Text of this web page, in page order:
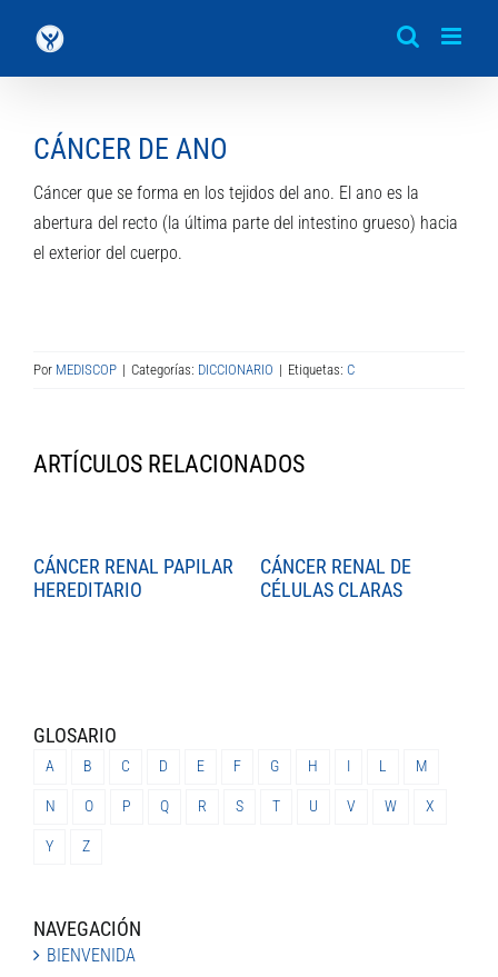
contenido
CÁNCER DE ANO
Cáncer que se forma en los tejidos del ano. El ano es la
abertura del recto (la última parte del intestino grueso) hacia
el exterior del cuerpo.
Por MEDISCOP | Categorías: DICCIONARIO | Etiquetas: C
ARTÍCULOS RELACIONADOS
CÁNCER RENAL PAPILAR
HEREDITARIO
CÁNCER RENAL DE
CÉLULAS CLARAS
GLOSARIO
A B C D E F G H I L M
N O P Q R S T U V W X
Y Z
NAVEGACIÓN
BIENVENIDA